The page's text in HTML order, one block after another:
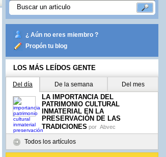
¿ Aún no eres miembro ?
Propón tu blog
LOS MÁS LEÍDOS GENTE
Del día De la semana Del mes
LA IMPORTANCIA DEL
PATRIMONIO CULTURAL
INMATERIAL EN LA
PRESERVACIÓN DE LAS
TRADICIONES por Abvec
Todos los artículos